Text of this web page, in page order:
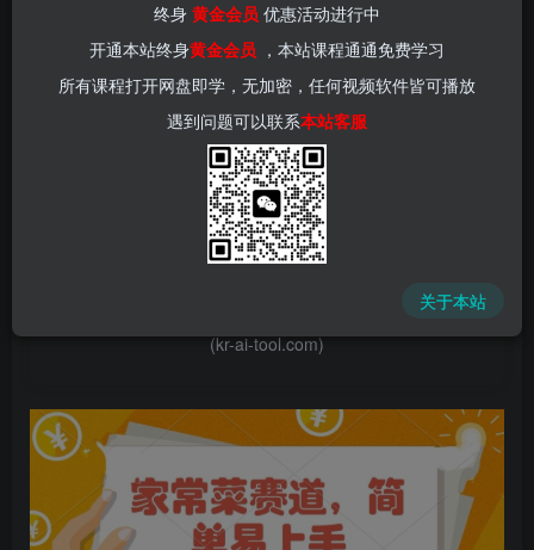
📌 1000➕互联网副业项目教程，更多网赚项目，点击以下
链接进入本站首页：
中赚网 - 分享各大收费VIP网赚项目和创业教程 - 狂人资源
(kr-ai-tool.com)
终身 黄金会员 优惠活动进行中
开通本站终身黄金会员 ，本站课程通通免费学习
所有课程打开网盘即学，无加密，任何视频软件皆可播放
遇到问题可以联系本站客服
关于本站